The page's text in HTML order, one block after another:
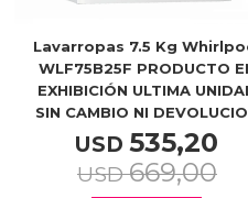
Lavarropas 7.5 Kg
WLF75B25F PRODUCTO
EXHIBICIÓN ULTIMA
SIN CAMBIO NI
USD 535,20
USD 669,00